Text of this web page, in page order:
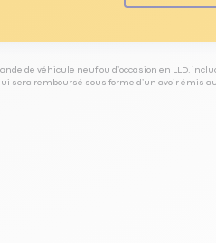
de véhicule neuf ou d’occasion en LLD,
sera remboursé sous forme d’un avoir émis